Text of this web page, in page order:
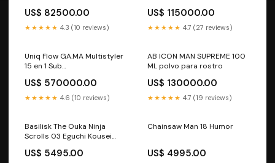
US$ 82500.00
★★★★★ 4.3 (10 reviews)
US$ 115000.00
★★★★★ 4.7 (27 reviews)
Uniq Flow GA.MA Multistyler
15 en 1 Sub
US$ 570000.00
★★★★★ 4.6 (10 reviews)
AB ICON MAN SUPREME 100
ML polvo para rostro
US$ 130000.00
★★★★★ 4.7 (19 reviews)
Basilisk The Ouka Ninja
Scrolls 03 Eguchi Kousei
US$ 5495.00
Chainsaw Man 18 Humor
US$ 4995.00